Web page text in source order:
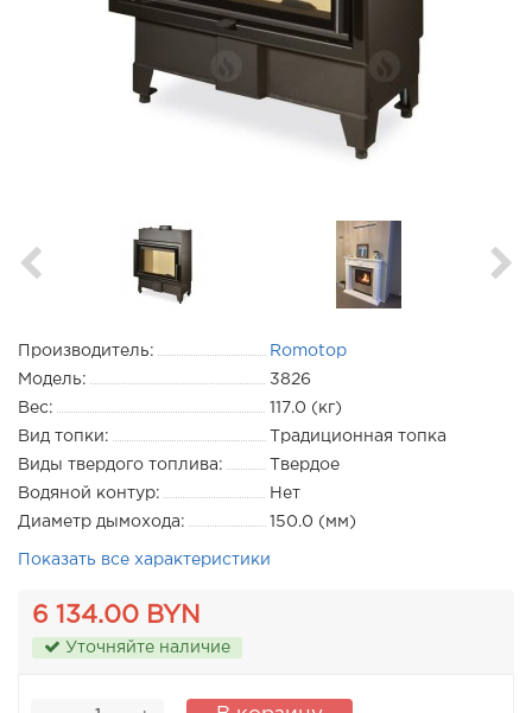
Производитель:
Romotop
Модель:
3826
Вес:
117.0 (кг)
Вид топки:
Традиционная топка
Виды твердого топлива:
Твердое
Водяной контур:
Нет
Диаметр дымохода:
150.0 (мм)
Показать все характеристики
6 134.00 BYN
Уточняйте наличие